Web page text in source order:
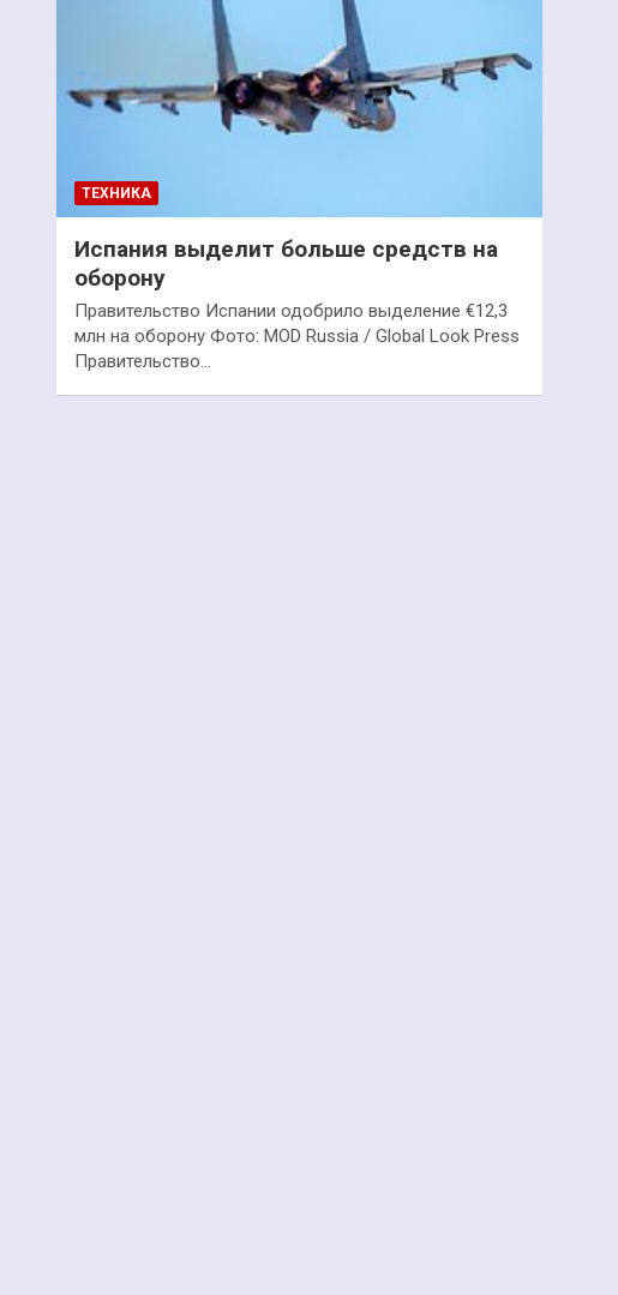
ТЕХНИКА
Испания выделит больше средств на
оборону
Правительство Испании одобрило выделение €12,3
млн на оборону Фото: MOD Russia / Global Look Press
Правительство…